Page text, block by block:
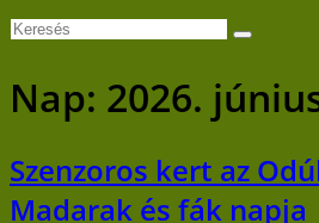
Nap: 2026.
Szenzoros kert az
Madarak és fák napja